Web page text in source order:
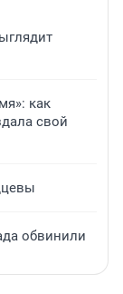
как
свой
обвинили